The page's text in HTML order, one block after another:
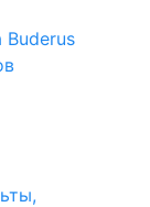
Buderus